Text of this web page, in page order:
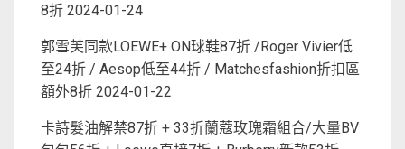
8折 2024-01-24
郭雪芙同款LOEWE+ ON球鞋87折 /Roger Vivier低
至24折 / Aesop低至44折 / Matchesfashion折扣區
額外8折 2024-01-22
卡詩髮油解禁87折 + 33折蘭蔻玫瑰霜組合/大量BV